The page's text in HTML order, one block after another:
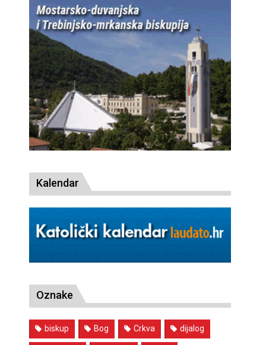
Kalendar
Oznake
biskup Bog Crkva dijalog